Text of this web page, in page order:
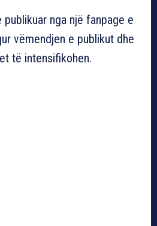
nga një fanpage e
vëmendjen e publikut dhe
të intensifikohen.